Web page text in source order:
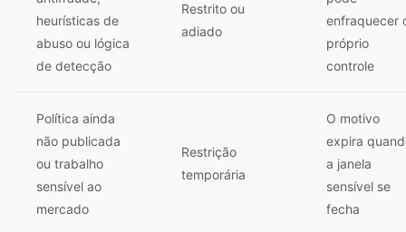
heurísticas de
abuso ou lógica
de detecção
Restrito ou
adiado
enfraquecer
próprio
controle
Política ainda
não publicada
ou trabalho
sensível ao
mercado
Restrição
temporária
O motivo
expira
a janela
sensível se
fecha